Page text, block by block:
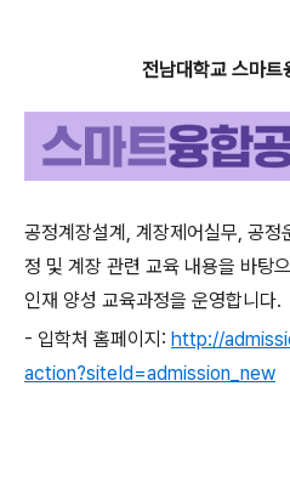
전남대학교 스마트
공정계장설계, 계장제어실무, 공
정 및 계장 관련 교육 내용을 바탕
인재 양성 교육과정을 운영합니다.
- 입학처 홈페이지: http://
action?siteId=admission_new